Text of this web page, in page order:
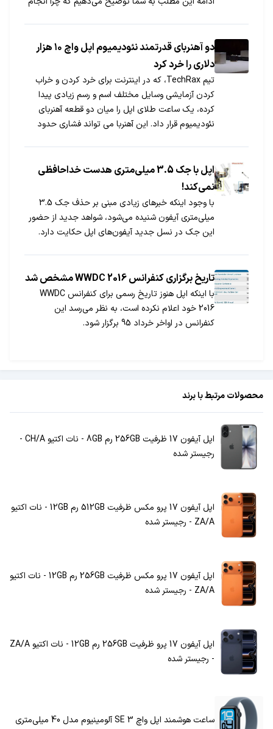
دو آهنربای قدرتمند نئودیمیوم اپل واچ ۱۰ هزار
دلاری را خرد کرد
تیم TechRax، که در اینترنت برای خرد کردن و خراب
کردن آزمایشی وسایل مختلف اسم و رسم زیادی پیدا
کرده، یک ساعت طلای اپل را میان دو قطعه آهنربای
نئودیمیوم قرار داد. این آهنربا می تواند فشاری حدود
اپل با جک 3.5 میلی‌متری هدست خداحافظی
نمی‌کند!
با وجود اینکه خبرهای زیادی مبنی بر حذف جک 3.5
میلی‌متری آیفون شنیده می‌شود، شواهد جدید از حضور
این جک در نسل جدید آیفون‌های اپل حکایت دارد.
تاریخ برگزاری کنفرانس WWDC 2016 مشخص شد
با اینکه اپل هنوز تاریخ رسمی برای کنفرانس WWDC
2016 خود اعلام نکرده است، به نظر می‌رسد این
کنفرانس در اواخر خرداد 95 برگزار شود.
محصولات مرتبط با برند
اپل آیفون 17 ظرفیت 256GB رم 8GB - نات اکتیو CH/A -
رجیستر شده
اپل آیفون 17 پرو مکس ظرفیت 512GB رم 12GB - نات اکتیو
ZA/A - رجیستر شده
اپل آیفون 17 پرو مکس ظرفیت 256GB رم 12GB - نات اکتیو
ZA/A - رجیستر شده
اپل آیفون 17 پرو ظرفیت 256GB رم 12GB - نات اکتیو ZA/A
- رجیستر شده
ساعت هوشمند اپل واچ SE 3 آلومینیوم مدل 40 میلی‌متری